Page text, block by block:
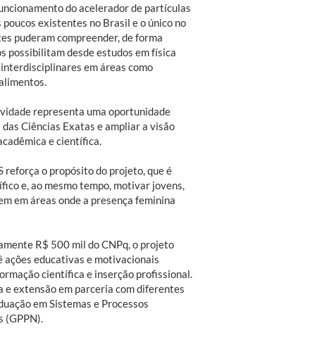
do acelerador de partículas
existentes no Brasil e o único no
puderam compreender, de forma
possibilitam desde estudos em física
em áreas como
representa uma oportunidade
Ciências Exatas e ampliar a visão
e científica.
reforça o propósito do projeto, que é
e, ao mesmo tempo, motivar jovens,
em áreas onde a presença feminina
R$ 500 mil do CNPq, o projeto
educativas e motivacionais
científica e inserção profissional.
e extensão em parceria com diferentes
em Sistemas e Processos
(GPPN).